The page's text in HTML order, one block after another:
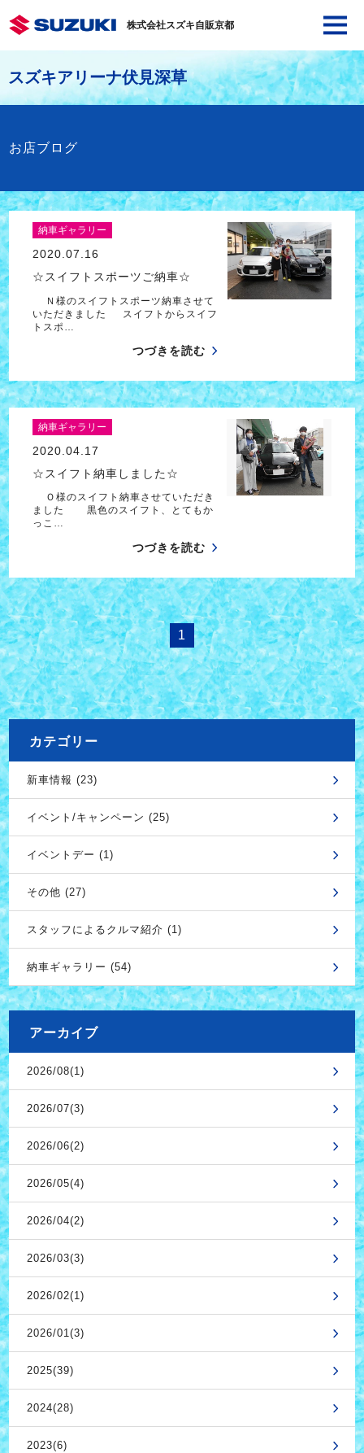
株式会社スズキ自販京都
スズキアリーナ伏見深草
お店ブログ
納車ギャラリー
2020.07.16
☆スイフトスポーツご納車☆
Ｎ様のスイフトスポーツ納車させて
いただきました スイフトからスイフ
トスポ…
つづきを読む
納車ギャラリー
2020.04.17
☆スイフト納車しました☆
Ｏ様のスイフト納車させていただき
ました 黒色のスイフト、とてもか
っこ…
つづきを読む
1
カテゴリー
新車情報 (23)
イベント/キャンペーン (25)
イベントデー (1)
その他 (27)
スタッフによるクルマ紹介 (1)
納車ギャラリー (54)
アーカイブ
2026/08(1)
2026/07(3)
2026/06(2)
2026/05(4)
2026/04(2)
2026/03(3)
2026/02(1)
2026/01(3)
2025(39)
2024(28)
2023(6)